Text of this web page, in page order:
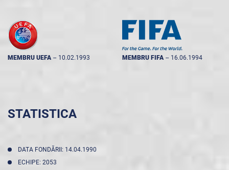
MEMBRU UEFA -- 10.02.1993 MEMBRU FIFA -- 16.06.1994
STATISTICA
DATA FONDĂRII: 14.04.1990
ECHIPE: 2053